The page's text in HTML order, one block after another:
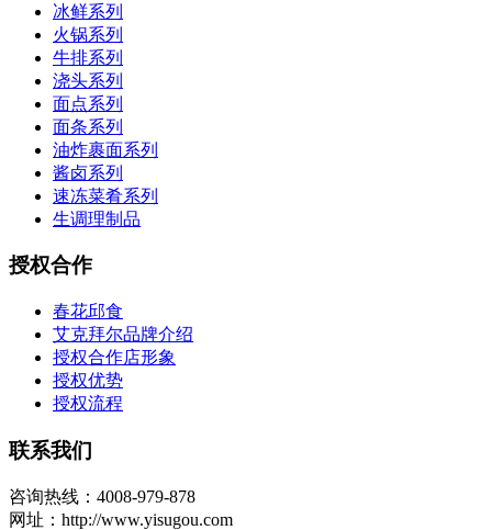
冰鲜系列
火锅系列
牛排系列
浇头系列
面点系列
面条系列
油炸裹面系列
酱卤系列
速冻菜肴系列
生调理制品
授权合作
春花邱食
艾克拜尔品牌介绍
授权合作店形象
授权优势
授权流程
联系我们
咨询热线：4008-979-878
网址：http://www.yisugou.com